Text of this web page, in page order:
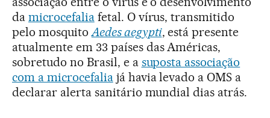
da microcefaliafetal. O vírus, transmitido
pelo mosquito Aedes aegypti, está presente
atualmente em 33 países das Américas,
sobretudo no Brasil, e a suposta associação
com a microcefaliajá havia levado a OMS a
declarar alerta sanitário mundial dias atrás.